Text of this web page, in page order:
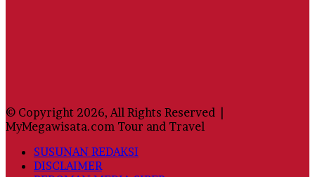
© Copyright 2026, All Rights Reserved |
MyMegawisata.com Tour and Travel
SUSUNAN REDAKSI
DISCLAIMER